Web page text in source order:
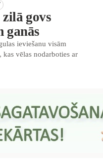
govs
ganās
ieviešanu visām
kas vēlas nodarboties ar